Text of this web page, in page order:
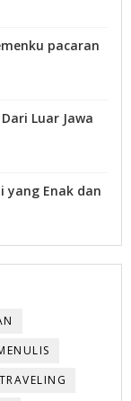
pacaran
Luar Jawa
yang Enak dan
TRAVELING